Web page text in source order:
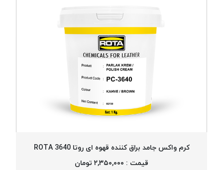
کرم واکس جامد براق کننده قهوه ای روتا 3640 ROTA
قیمت : ۲,۳۵۰,۰۰۰ تومان